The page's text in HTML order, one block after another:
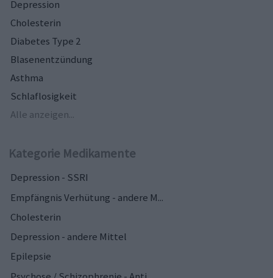
Depression
Cholesterin
Diabetes Type 2
Blasenentzündung
Asthma
Schlaflosigkeit
Alle anzeigen...
Kategorie Medikamente
Depression - SSRI
Empfängnis Verhütung - andere M...
Cholesterin
Depression - andere Mittel
Epilepsie